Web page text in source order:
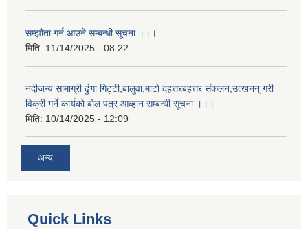
सम्झाैता गर्न आउने सम्बन्धी सूचना ।।।
मिति: 11/14/2025 - 08:22
नदीजन्य सामाग्री ढुंगा गिट्टी,बालुवा,माटो दहत्तरबहत्तर संकलन,उत्खनन् गरी
विक्री गर्ने कार्यकाे बोल पत्र आब्हान सम्बन्धी सूचना ।।।
मिति: 10/14/2025 - 12:09
अन्य
Quick Links